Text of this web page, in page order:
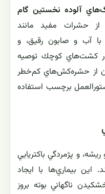
آلوده نخستين گام
از حشرات مفيد مانند
آب و صابون رقيق، و
در كشت‌هاي كوچك توصيه
از حشره‌كش‌هاي كم‌خطر
برچسب استفاده
و پژمردگي باكتريايي
اين بيماري‌ها با ايجاد
ناگهاني بوته بروز